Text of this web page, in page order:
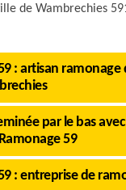
de Wambrechies
: artisan ramonage
par le bas avec
59
: entreprise de